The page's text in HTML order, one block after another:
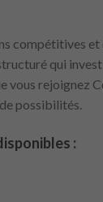
compétitives
qui
vous rejoignez
possibilités.
: